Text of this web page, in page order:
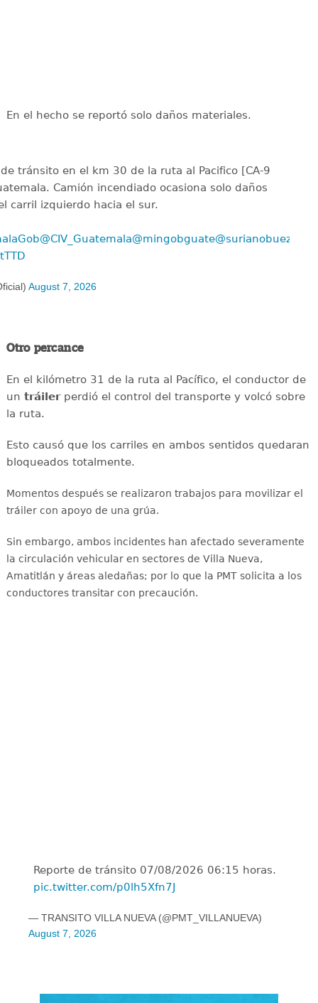
En el hecho se reportó solo daños materiales.
tránsito en el km 30 de la ruta al Pacifico [CA-9
Camión incendiado ocasiona solo daños
carril izquierdo hacia el sur.
@CIV_Guatemala@mingobguate@surianobuezo
August 7, 2026
Otro percance
En el kilómetro 31 de la ruta al Pacífico, el conductor de
un tráilerperdió el control del transporte y volcó sobre
la ruta.
Esto causó que los carriles en ambos sentidos quedaran
bloqueados totalmente.
Momentos después se realizaron trabajos para movilizar el
tráiler con apoyo de una grúa.
Sin embargo, ambos incidentes han afectado severamente
la circulación vehicular en sectores de Villa Nueva,
Amatitlán y áreas aledañas; por lo que la PMT solicita a los
conductores transitar con precaución.
Reporte de tránsito 07/08/2026 06:15 horas.
pic.twitter.com/p0lh5Xfn7J
— TRANSITO VILLA NUEVA (@PMT_VILLANUEVA)
August 7, 2026